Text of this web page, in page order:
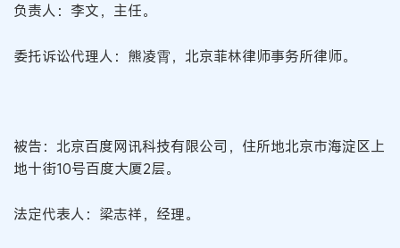
负责人：李文，主任。
委托诉讼代理人：熊凌霄，北京菲林律师事务所律师。
被告：北京百度网讯科技有限公司，住所地北京市海淀区上
地十街10号百度大厦2层。
法定代表人：梁志祥，经理。